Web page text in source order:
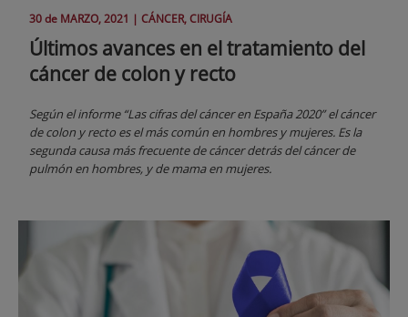
30 de MARZO, 2021 | CÁNCER, CIRUGÍA
Últimos avances en el tratamiento del
cáncer de colon y recto
Según el informe “Las cifras del cáncer en España 2020” el cáncer
de colon y recto es el más común en hombres y mujeres. Es la
segunda causa más frecuente de cáncer detrás del cáncer de
pulmón en hombres, y de mama en mujeres.